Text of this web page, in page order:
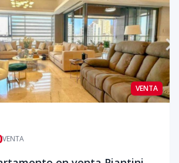
VENTA
VENTA